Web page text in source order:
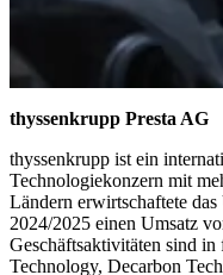
thyssenkrupp Presta AG
thyssenkrupp ist ein
Technologiekonzern mit
Ländern erwirtschaftete
2024/2025 einen Umsatz
Geschäftsaktivitäten sind
Technology, Decarbon